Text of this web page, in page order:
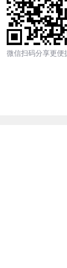
微信扫码分享更便